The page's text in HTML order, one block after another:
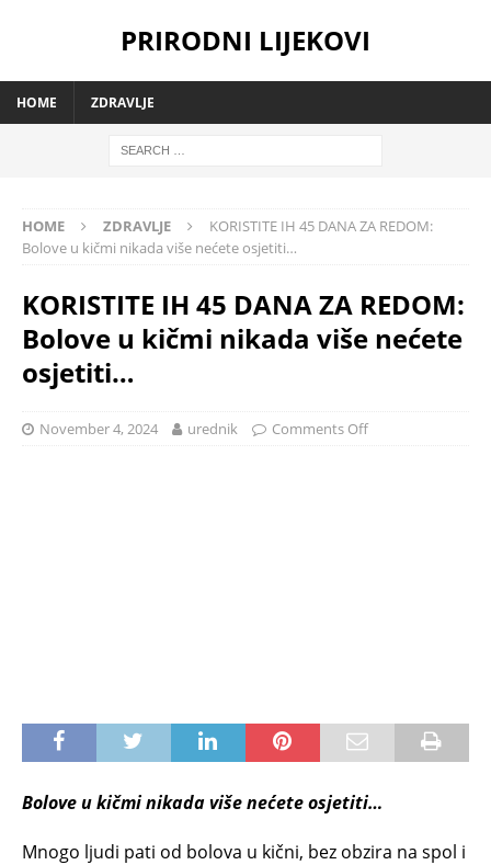
PRIRODNI LIJEKOVI
HOME ZDRAVLJE
HOME ZDRAVLJE
KORISTITE IH 45 DANA ZA REDOM:
Bolove u kičmi nikada više nećete osjetiti…
KORISTITE IH 45 DANA ZA REDOM:
Bolove u kičmi nikada više nećete
osjetiti…
November 4, 2024 urednik Comments Off
Bolove u kičmi nikada više nećete osjetiti…
Mnogo ljudi pati od bolova u kični, bez obzira na spol i